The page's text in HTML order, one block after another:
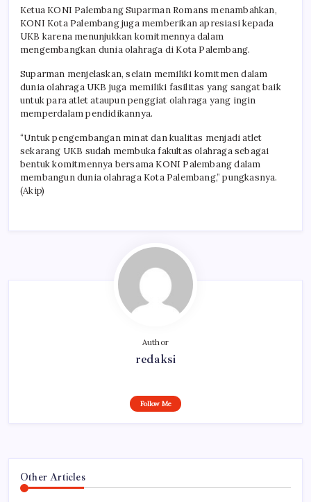
Ketua KONI Palembang Suparman Romans menambahkan,
KONI Kota Palembang juga memberikan apresiasi kepada
UKB karena menunjukkan komitmennya dalam
mengembangkan dunia olahraga di Kota Palembang.
Suparman menjelaskan, selain memiliki komitmen dalam
dunia olahraga UKB juga memiliki fasilitas yang sangat baik
untuk para atlet ataupun penggiat olahraga yang ingin
memperdalam pendidikannya.
“Untuk pengembangan minat dan kualitas menjadi atlet
sekarang UKB sudah membuka fakultas olahraga sebagai
bentuk komitmennya bersama KONI Palembang dalam
membangun dunia olahraga Kota Palembang,” pungkasnya.
(Akip)
Author
redaksi
Follow Me
Other Articles